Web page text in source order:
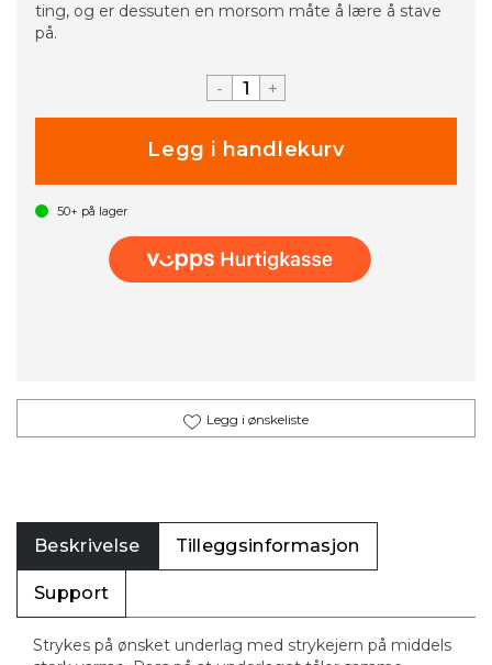
ting, og er dessuten en morsom måte å lære å stave
på.
- +
50+ på lager
Legg i ønskeliste
Beskrivelse Tilleggsinformasjon
Support
Strykes på ønsket underlag med strykejern på middels